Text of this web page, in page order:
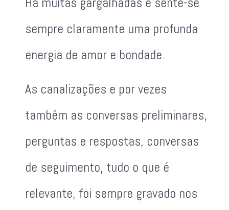
sempre claramente uma profunda
energia de amor e bondade.
As canalizações e por vezes
também as conversas preliminares,
perguntas e respostas, conversas
de seguimento, tudo o que é
relevante, foi sempre gravado nos